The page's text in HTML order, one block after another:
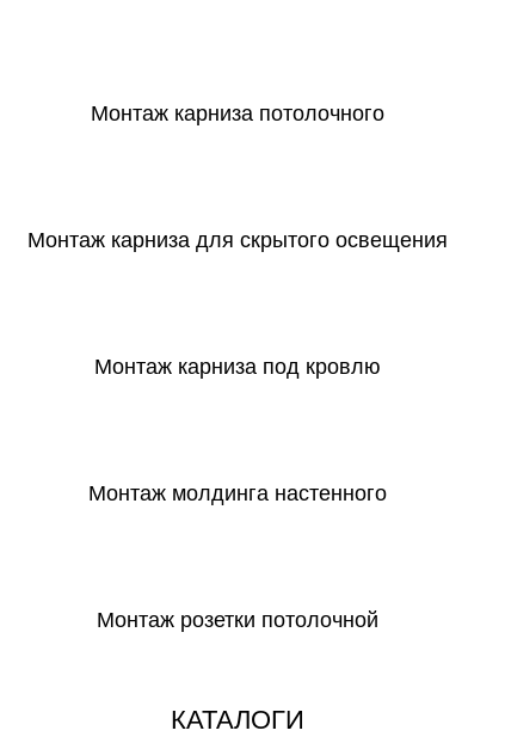
Монтаж карниза потолочного
Монтаж карниза для скрытого освещения
Монтаж карниза под кровлю
Монтаж молдинга настенного
Монтаж розетки потолочной
КАТАЛОГИ